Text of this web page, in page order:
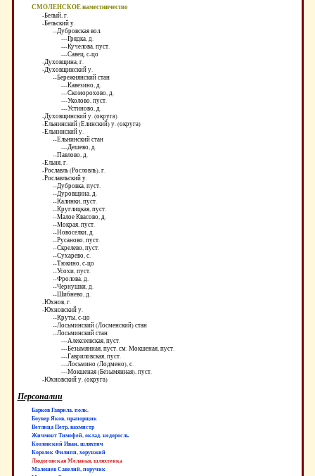
СМОЛЕНСКОЕ наместничество
-Белый, г.
-Бельский у.
--Дубровская вол.
---Грядка, д.
---Кучелова, пуст.
---Савец, с-цо
-Духовщина, г.
-Духовщинский у.
--Бережнянский стан
---Кавезино, д.
---Скоморохово, д.
---Уколово, пуст.
---Устиново, д.
-Духовщинский у. (округа)
-Ельнинский (Елинский) у. (округа)
-Ельнинский у.
--Ельнинский стан
---Дешево, д.
--Павлово, д.
-Ельня, г.
-Рославль (Рословль), г.
-Рославльский у.
--Дубровка, пуст.
--Дуровщина, д.
--Калинки, пуст.
--Круглицкая, пуст.
--Малое Квасово, д.
--Мокрая, пуст.
--Новоселки, д.
--Русаново, пуст.
--Скрелево, пуст.
--Сухарево, с.
--Тюкино, с-цо
--Усохи, пуст.
--Фролова, д.
--Чернушки, д.
--Шибнево, д.
-Юхнов, г.
-Юхновский у.
--Круты, с-цо
--Лосьминский (Лосменский) стан
--Лосьминский стан
---Алексеевская, пуст.
---Безымянная, пуст. см. Мокшеная, пуст.
---Гавриловская, пуст.
---Лосьмино (Лодмено), с.
---Мокшеная (Безымянная), пуст.
-Юхновский у. (округа)
Персоналии
Барков Гаврила, полк.
Боувер Яков, прапорщик
Ветлица Петр, вахмистр
Жичмонт Тимофей, оклад. недоросль
Козловский Иван, шляхтич
Королек Филипп, хорунжий
Людоговская Меланья, шляхтенка
Малошев Савелий, поручик